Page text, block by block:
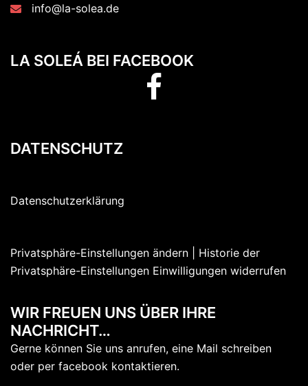
info@la-solea.de
LA SOLEÁ BEI FACEBOOK
DATENSCHUTZ
Datenschutzerklärung
Privatsphäre-Einstellungen ändern
| Historie der
Privatsphäre-Einstellungen Einwilligungen widerrufen
WIR FREUEN UNS ÜBER IHRE
NACHRICHT…
Gerne können Sie uns anrufen, eine Mail schreiben
oder per facebook kontaktieren.